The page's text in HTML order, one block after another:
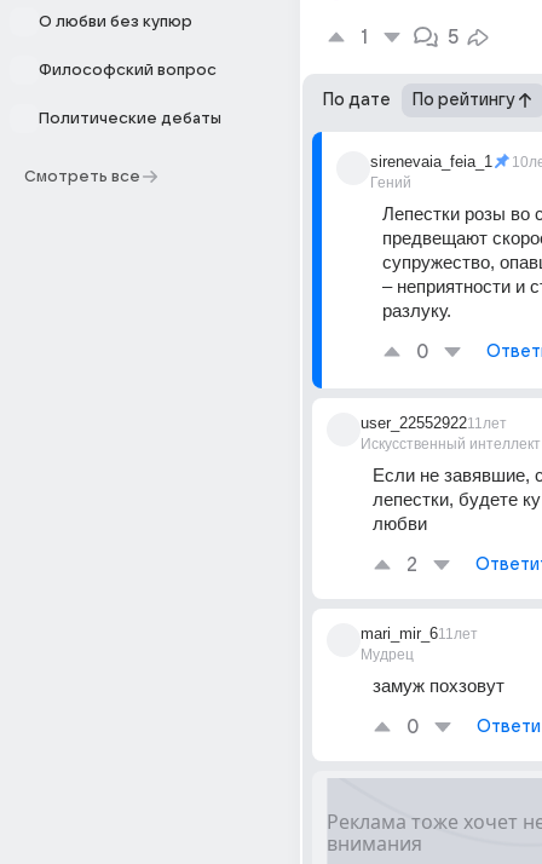
О любви без купюр
Философский вопрос
Политические дебаты
Смотреть все
1 5
По дате По рейтингу
sirenevaia_feia_1
Гений
Лепестки розы во
предвещают
супружество,
– неприятности и
разлуку.
0
user_22552922
Искусственный интеллект
11лет
Если не завявшие,
лепестки, будете
любви
2
mari_mir_6
Мудрец
11лет
замуж похзовут
0